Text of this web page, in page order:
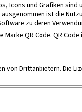
Icons und Grafiken
ist die
zu deren
QR Code. QR Code
von Drittanbietern. Die